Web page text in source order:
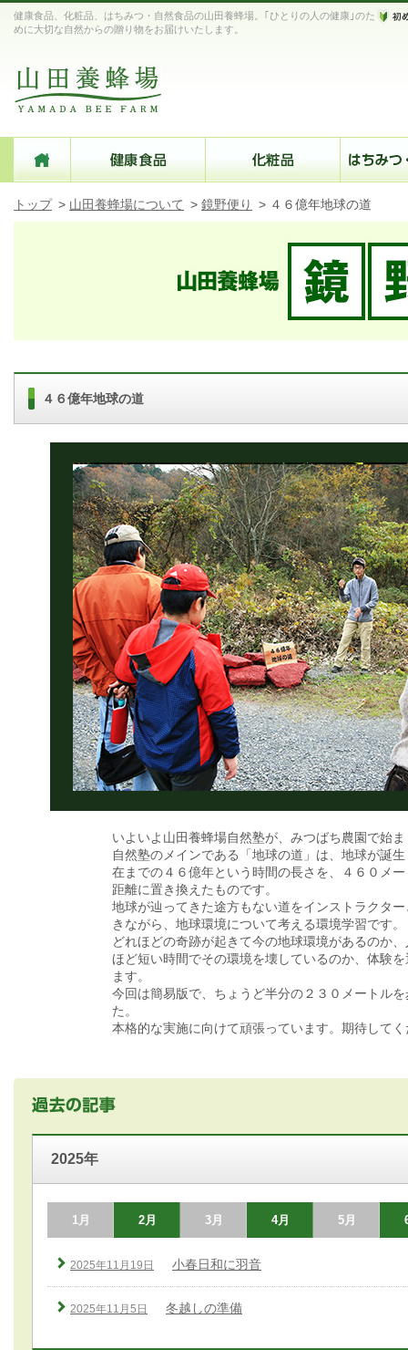
健康食品、化粧品、はちみつ・自然食品の山田養蜂場。｢ひとりの人の健康｣のた
めに大切な自然からの贈り物をお届けいたします。
トップ > 山田養蜂場について > 鏡野便り > ４６億年地球の道
４６億年地球の道
いよいよ山田養蜂場自然塾が、みつばち農園で始
自然塾のメインである「地球の道」は、地球が誕
在までの４６億年という時間の長さを、４６０メ
距離に置き換えたものです。
地球が辿ってきた途方もない道をインストラクタ
きながら、地球環境について考える環境学習です。
どれほどの奇跡が起きて今の地球環境があるのか
ほど短い時間でその環境を壊しているのか、体験
ます。
今回は簡易版で、ちょうど半分の２３０メートル
た。
本格的な実施に向けて頑張っています。期待して
2025年
1月 2月 3月 4月 5月
2025年11月19日 小春日和に羽音
2025年11月5日 冬越しの準備